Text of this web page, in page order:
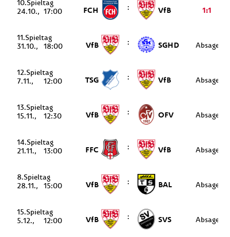
10.
24.10.
17:00 FCH : VfB 1:1
11.
31.10.
18:00 VfB : SGHD Absage
12.
7.11.
12:00 TSG : VfB Absage
13.
15.11.
12:30 VfB : OFV Absage
14.
21.11.
13:00 FFC : VfB Absage
8.
28.11.
15:00 VfB : BAL Absage
15.
5.12.
12:00 VfB : SVS Absage